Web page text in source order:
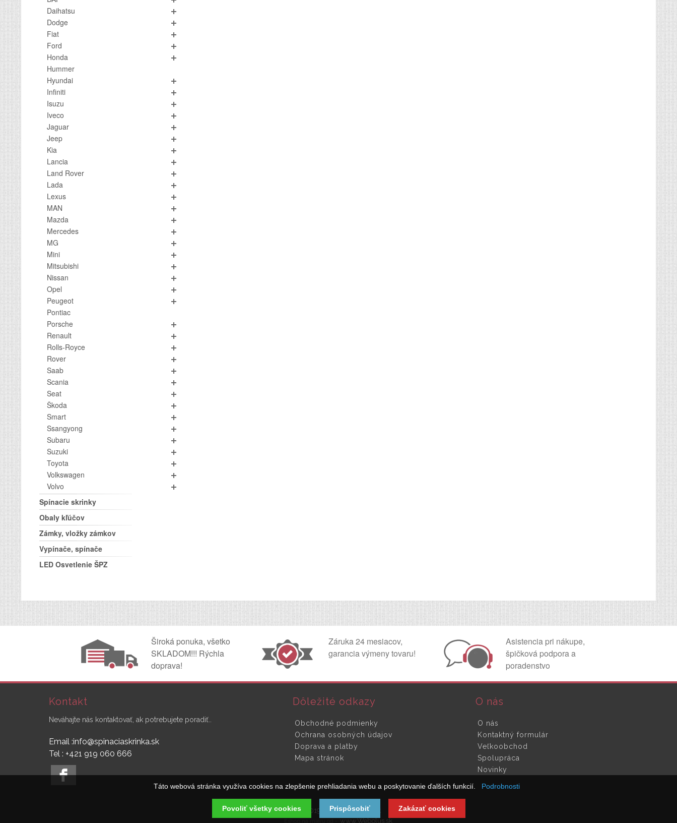
Daihatsu
Dodge
Fiat
Ford
Honda
Hummer
Hyundai
Infiniti
Isuzu
Iveco
Jaguar
Jeep
Kia
Lancia
Land Rover
Lada
Lexus
MAN
Mazda
Mercedes
MG
Mini
Mitsubishi
Nissan
Opel
Peugeot
Pontiac
Porsche
Renault
Rolls-Royce
Rover
Saab
Scania
Seat
Škoda
Smart
Ssangyong
Subaru
Suzuki
Toyota
Volkswagen
Volvo
Spínacie skrinky
Obaly kľúčov
Zámky, vložky zámkov
Vypínače, spínače
LED Osvetlenie ŠPZ
Široká ponuka, všetko
SKLADOM!!! Rýchla
doprava!
Záruka 24 mesiacov,
garancia výmeny tovaru!
Asistencia pri nákupe,
špičková podpora a
poradenstvo
O nás
O nás
Kontaktný formulár
Veľkoobchod
Spolupráca
Novinky
Dôležité odkazy
Obchodné podmienky
Ochrana osobných údajov
Doprava a platby
Mapa stránok
Kontakt
Neváhajte nás kontaktovať, ak potrebujete poradiť..
Email :info@spinaciaskrinka.sk
Tel : +421 919 060 666
© 2019 SpinaciaSkrinka.sk
www.Webplus.sk
Táto webová stránka využíva cookies na zlepšenie prehliadania webu a poskytovanie ďalších funkcií. Podrobnosti
Povoliť všetky cookies Prispôsobiť Zakázať cookies